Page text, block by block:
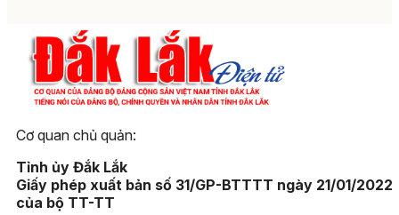
Cơ quan chủ quản:
Tỉnh ủy Đắk Lắk
Giấy phép xuất bản số 31/GP-BTTTT ngày 21/01/2022
của bộ TT-TT